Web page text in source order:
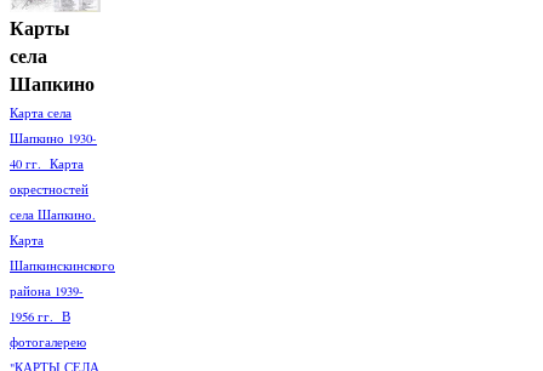
Карты
села
Шапкино
Карта села
Шапкино 1930-
40 гг. Карта
окрестностей
села Шапкино.
Карта
Шапкинскинского
района 1939-
1956 гг. В
фотогалерею
"КАРТЫ СЕЛА